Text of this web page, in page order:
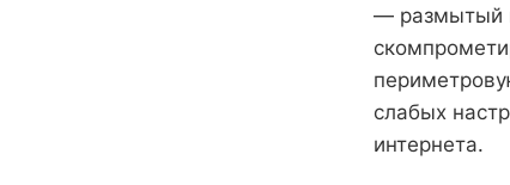
— размытый
слабых
интернета.